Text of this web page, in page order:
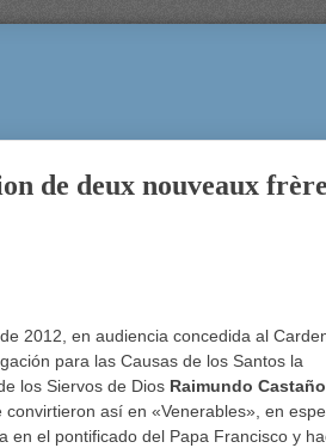
de deux nouveaux
2012, en audiencia concedida al
para las Causas de los Santos la
los Siervos de Dios Raimundo Castaño
convirtieron así en «Venerables», en
en el pontificado del Papa Francisco y